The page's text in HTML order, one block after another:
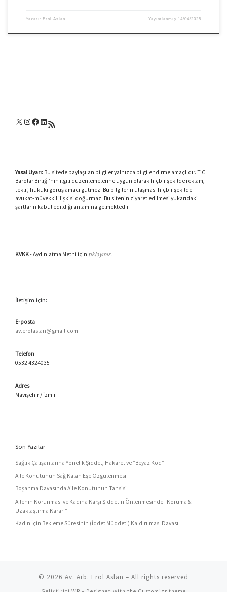
Yazarı: Erol Aslan Yayımlanmış 14/04/2025
X Instagram
Facebook
LinkedIn
RSS akışı
Yasal Uyarı:Bu sitede paylaşılan bilgiler yalnızca bilgilendirme amaçlıdır. T.C.
Barolar Birliği’nin ilgili düzenlemelerine uygun olarak hiçbir şekilde reklam,
teklif, hukuki görüş amacı gütmez. Bu bilgilerin ulaşması hiçbir şekilde
avukat-müvekkil ilişkisi doğurmaz. Bu sitenin ziyaret edilmesi yukarıdaki
şartların kabul edildiği anlamına gelmektedir.
KVKK- Aydınlatma Metni için tıklayınız.
İletişim için:
E-posta
av.erolaslan@gmail.com
Telefon
0532 4324035
Adres
Mavişehir / İzmir
Son Yazılar
Sağlık Çalışanlarına Yönelik Şiddet, Hakaret ve “Beyaz Kod”
Aile Konutunun Sağ Kalan Eşe Özgülenmesi
Boşanma Davasında Aile Konutunun Tahsisi
Ailenin Korunması ve Kadına Karşı Şiddetin Önlenmesinde “Koruma &
Uzaklaştırma Kararı”
Kadın İçin Bekleme Süresinin (İddet Müddeti) Kaldırılması Davası
© 2026 Av. Arb. Erol Aslan – All rights reserved